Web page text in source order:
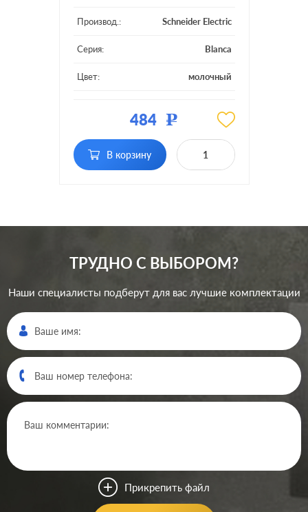
Производ.: Schneider Electric
Серия: Blanca
Цвет: молочный
484 Р
В корзину
ТРУДНО С ВЫБОРОМ?
Наши специалисты подберут для вас лучшие комплектации
Прикрепить файл